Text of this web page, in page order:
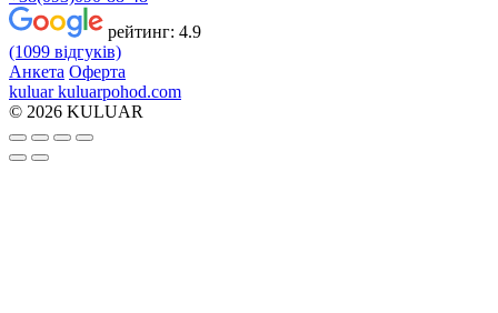
рейтинг: 4.9
(1099 відгуків)
Анкета Оферта
kuluar kuluarpohod.com
© 2026 KULUAR